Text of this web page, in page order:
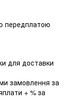
передплатою
для доставки
замовлення за
+ % за